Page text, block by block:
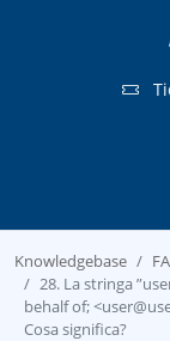
Knowledgebase
28. La stringa
behalf of;
Cosa significa?